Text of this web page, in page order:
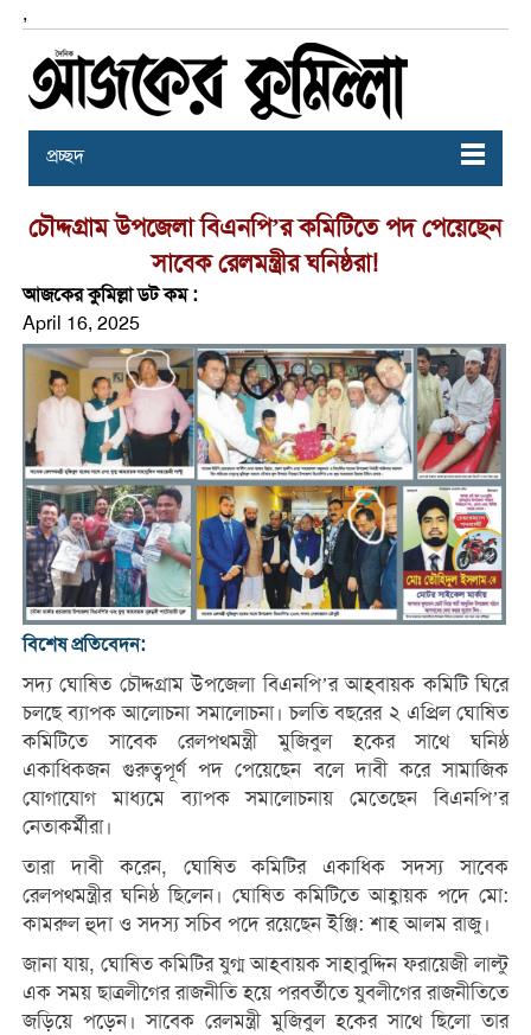
,
প্রচ্ছদ
চৌদ্দগ্রাম উপজেলা বিএনপি’র কমিটিতে পদ পেয়েছেন
সাবেক রেলমন্ত্রীর ঘনিষ্ঠরা!
আজকের কুমিল্লা ডট কম :
April 16, 2025
বিশেষ প্রতিবেদন:
সদ্য ঘোষিত চৌদ্দগ্রাম উপজেলা বিএনপি’র আহবায়ক কমিটি ঘিরে
চলছে ব্যাপক আলোচনা সমালোচনা। চলতি বছরের ২ এপ্রিল ঘোষিত
কমিটিতে সাবেক রেলপথমন্ত্রী মুজিবুল হকের সাথে ঘনিষ্ঠ
একাধিকজন গুরুত্বপূর্ণ পদ পেয়েছেন বলে দাবী করে সামাজিক
যোগাযোগ মাধ্যমে ব্যাপক সমালোচনায় মেতেছেন বিএনপি’র
নেতাকর্মীরা।
তারা দাবী করেন, ঘোষিত কমিটির একাধিক সদস্য সাবেক
রেলপথমন্ত্রীর ঘনিষ্ঠ ছিলেন। ঘোষিত কমিটিতে আহ্বায়ক পদে মো:
কামরুল হুদা ও সদস্য সচিব পদে রয়েছেন ইঞ্জি: শাহ আলম রাজু।
জানা যায়, ঘোষিত কমিটির যুগ্ম আহবায়ক সাহাবুদ্দিন ফরায়েজী লাল্টু
এক সময় ছাত্রলীগের রাজনীতি হয়ে পরবর্তীতে যুবলীগের রাজনীতিতে
জড়িয়ে পড়েন। সাবেক রেলমন্ত্রী মুজিবুল হকের সাথে ছিলো তার